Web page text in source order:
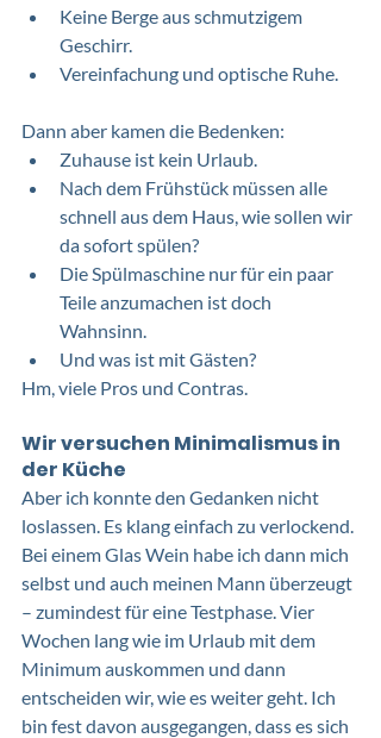
Keine Berge aus schmutzigem
Geschirr.
Vereinfachung und optische Ruhe.
Dann aber kamen die Bedenken:
Zuhause ist kein Urlaub.
Nach dem Frühstück müssen alle
schnell aus dem Haus, wie sollen wir
da sofort spülen?
Die Spülmaschine nur für ein paar
Teile anzumachen ist doch
Wahnsinn.
Und was ist mit Gästen?
Hm, viele Pros und Contras.
Wir versuchen Minimalismus in
der Küche
Aber ich konnte den Gedanken nicht
loslassen. Es klang einfach zu verlockend.
Bei einem Glas Wein habe ich dann mich
selbst und auch meinen Mann überzeugt
– zumindest für eine Testphase. Vier
Wochen lang wie im Urlaub mit dem
Minimum auskommen und dann
entscheiden wir, wie es weiter geht. Ich
bin fest davon ausgegangen, dass es sich